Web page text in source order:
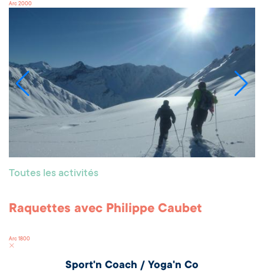
Arc 2000
Toutes les activités
Raquettes avec Philippe Caubet
Arc 1800
Sport'n Coach / Yoga'n Co